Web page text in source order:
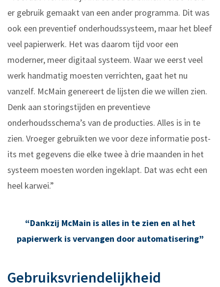
er gebruik gemaakt van een ander programma. Dit was
ook een preventief onderhoudssysteem, maar het bleef
veel papierwerk. Het was daarom tijd voor een
moderner, meer digitaal systeem. Waar we eerst veel
werk handmatig moesten verrichten, gaat het nu
vanzelf. McMain genereert de lijsten die we willen zien.
Denk aan storingstijden en preventieve
onderhoudsschema’s van de producties. Alles is in te
zien. Vroeger gebruikten we voor deze informatie post-
its met gegevens die elke twee à drie maanden in het
systeem moesten worden ingeklapt. Dat was echt een
heel karwei.”
“Dankzij McMain is alles in te zien en al het
papierwerk is vervangen door automatisering”
Gebruiksvriendelijkheid